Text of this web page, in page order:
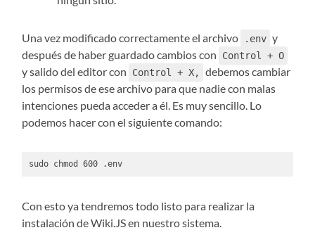
Una vez modificado correctamente el archivo .env y
después de haber guardado cambios con
Control + O
y salido del editor con Control + X,
debemos cambiar
los permisos de ese archivo para que nadie con malas
intenciones pueda acceder a él. Es muy sencillo. Lo
podemos hacer con el siguiente comando:
sudo chmod 600 .env
Con esto ya tendremos todo listo para realizar la
instalación de Wiki.JS en nuestro sistema.